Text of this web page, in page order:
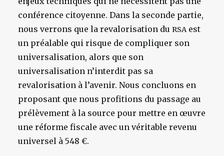
conférence citoyenne. Dans la seconde partie,
nous verrons que la revalorisation du RSAest
un préalable qui risque de compliquer son
universalisation, alors que son
universalisation n’interdit pas sa
revalorisation à l’avenir. Nous concluons en
proposant que nous profitions du passage au
prélèvement à la source pour mettre en œuvre
une réforme fiscale avec un véritable revenu
universel à 548 €.